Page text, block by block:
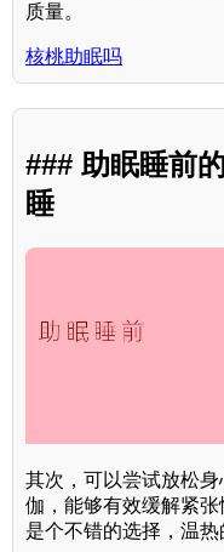
质量。
核桃助眠吗
### 助眠睡前
睡
其次，可以尝试放松
伽，能够有效缓解紧
是个不错的选择，温热